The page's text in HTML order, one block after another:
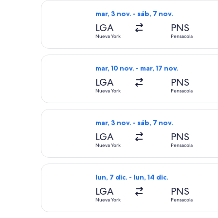
mar, 3 nov. - sáb, 7 nov.
LGA
Nueva York
PNS
Pensacola
Seleccionar vuelo de Delta, con
mar, 10 nov. - mar, 17 nov.
LGA
Nueva York
PNS
Pensacola
Seleccionar vuelo de Southwest
mar, 3 nov. - sáb, 7 nov.
LGA
Nueva York
PNS
Pensacola
Seleccionar vuelo de Delta, con
lun, 7 dic. - lun, 14 dic.
LGA
Nueva York
PNS
Pensacola
Seleccionar vuelo de Frontier